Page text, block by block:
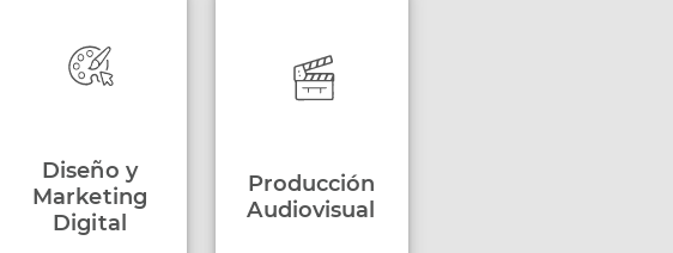
Diseño y
Marketing
Digital
Producción
Audiovisual